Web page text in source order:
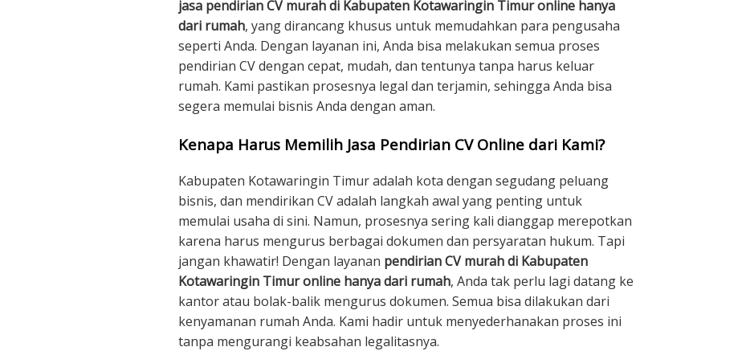
jasa pendirian CV murah di Kabupaten Kotawaringin Timur online hanya
dari rumah, yang dirancang khusus untuk memudahkan para pengusaha
seperti Anda. Dengan layanan ini, Anda bisa melakukan semua proses
pendirian CV dengan cepat, mudah, dan tentunya tanpa harus keluar
rumah. Kami pastikan prosesnya legal dan terjamin, sehingga Anda bisa
segera memulai bisnis Anda dengan aman.
Kenapa Harus Memilih Jasa Pendirian CV Online dari Kami?
Kabupaten Kotawaringin Timur adalah kota dengan segudang peluang
bisnis, dan mendirikan CV adalah langkah awal yang penting untuk
memulai usaha di sini. Namun, prosesnya sering kali dianggap merepotkan
karena harus mengurus berbagai dokumen dan persyaratan hukum. Tapi
jangan khawatir! Dengan layanan pendirian CV murah di Kabupaten
Kotawaringin Timur online hanya dari rumah, Anda tak perlu lagi datang ke
kantor atau bolak-balik mengurus dokumen. Semua bisa dilakukan dari
kenyamanan rumah Anda. Kami hadir untuk menyederhanakan proses ini
tanpa mengurangi keabsahan legalitasnya.